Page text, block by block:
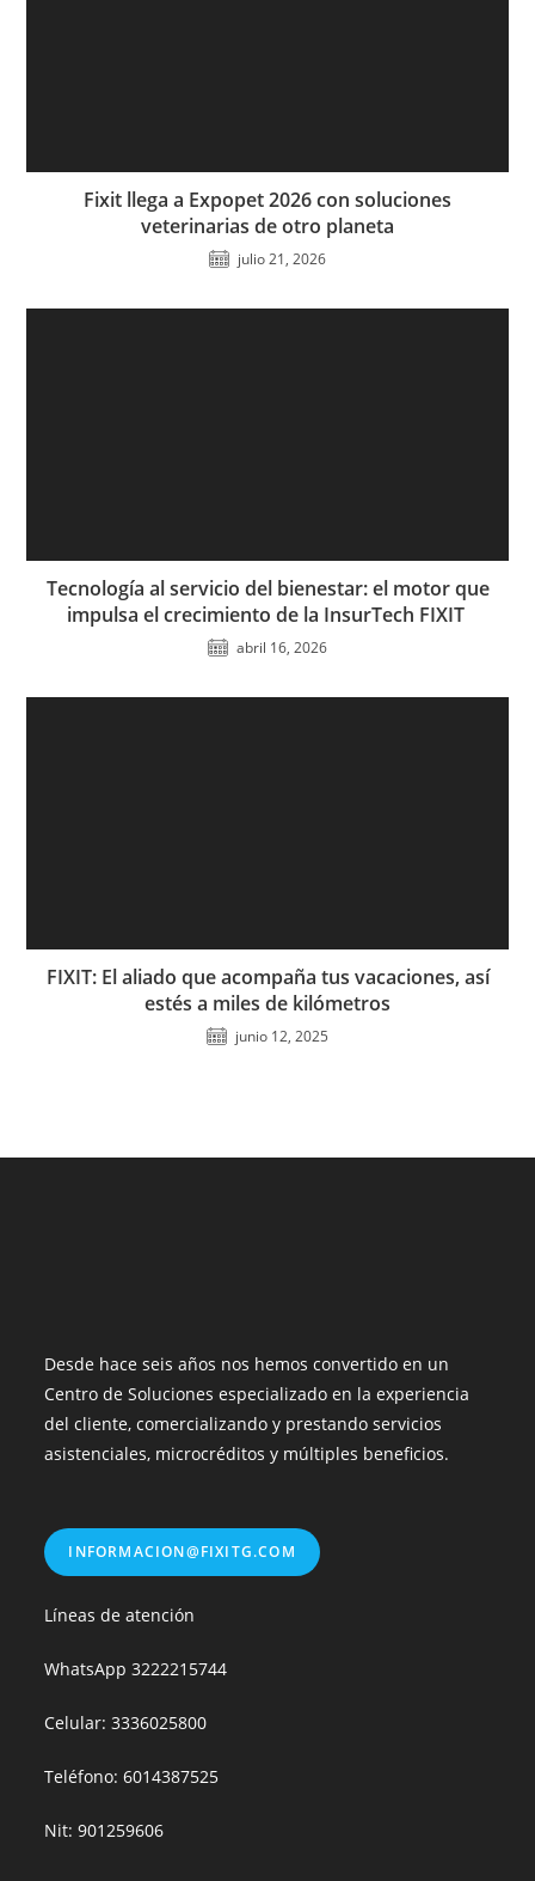
Fixit llega a Expopet 2026 con soluciones
veterinarias de otro planeta
julio 21, 2026
Tecnología al servicio del bienestar: el motor que
impulsa el crecimiento de la InsurTech FIXIT
abril 16, 2026
FIXIT: El aliado que acompaña tus vacaciones, así
estés a miles de kilómetros
junio 12, 2025
Desde hace seis años nos hemos convertido en un
Centro de Soluciones especializado en la experiencia
del cliente, comercializando y prestando servicios
asistenciales, microcréditos y múltiples beneficios.
INFORMACION@FIXITG.COM
Líneas de atención
WhatsApp3222215744
Celular: 3336025800
Teléfono: 6014387525
Nit: 901259606